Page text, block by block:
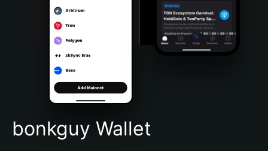
Bahasa Indonesia
Português (Brasil)
Español (Argentina)
bonkguy Wallet